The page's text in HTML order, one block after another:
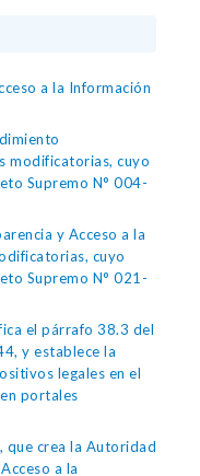
a la Información
modificatorias, cuyo
Supremo N° 004-
y Acceso a la
cuyo
Supremo N° 021-
el párrafo 38.3 del
y establece la
legales en el
portales
que crea la Autoridad
a la